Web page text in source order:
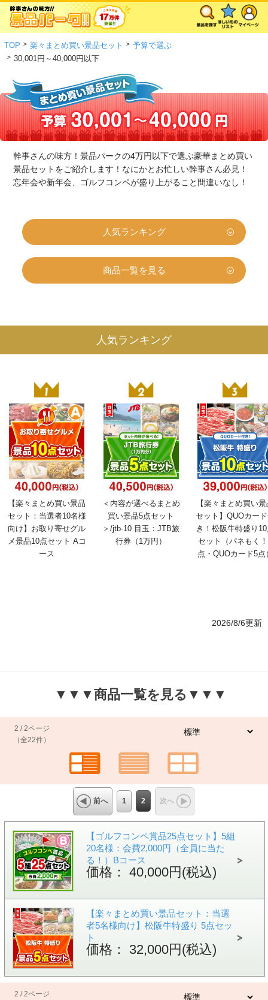
TOP > 楽々まとめ買い景品セット > 予算で選ぶ
> 30,001円～40,000円以下
幹事さんの味方！景品パークの4万円以下で選ぶ豪華まとめ買い
景品セットをご紹介します！なにかとお忙しい幹事さん必見！
忘年会や新年会、ゴルフコンペが盛り上がること間違いなし！
人気ランキング
商品一覧を見る
人気ランキング
【楽々まとめ買い景品
セット：当選者10名様
向け】お取り寄せグル
メ景品10点セット Aコ
ース
＜内容が選べるまとめ
買い景品5点セット
＞/jtb-10 目玉：JTB旅
行券（1万円）
【楽々まとめ買い
セット】QUOカー
き！松阪牛特盛り
セット（パネもく
点・QUOカード5点
2026/8/6更新
▼▼▼商品一覧を見る▼▼▼
2 / 2ページ
（全22件）
前へ 1 2 次へ
【ゴルフコンペ賞品25点セット】5組
20名様：会費2,000円（全員に当た
る！）Bコース
価格： 40,000円(税込)
【楽々まとめ買い景品セット：当選
者5名様向け】松阪牛特盛り 5点セッ
ト
価格： 32,000円(税込)
2 / 2ページ